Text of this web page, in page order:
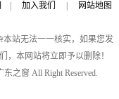
加入我们
网站地图
站无法一一核实，如果您发
，本网站将立即予以删除！
东之窗 All Right Reserved.